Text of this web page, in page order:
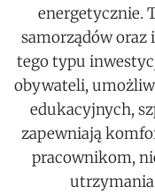
energetycznie.
samorządów
tego typu
obywateli,
edukacyjnych,
zapewniają
pracownikom,
utrzymania